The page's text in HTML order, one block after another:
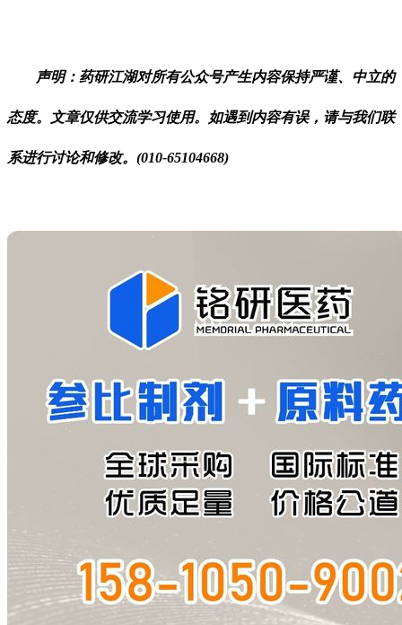
声明：药研江湖对所有公众号产生内容保持严谨、中立的
态度。文章仅供交流学习使用。如遇到内容有误，请与我们联
系进行讨论和修改。(010-65104668)